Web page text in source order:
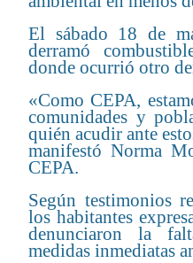
El sábado 18 de
derramó
donde ocurrió otro
«Como CEPA,
comunidades y
quién acudir ante
manifestó Norma
CEPA.
Según testimonios
los habitantes
denunciaron la
medidas inmediatas